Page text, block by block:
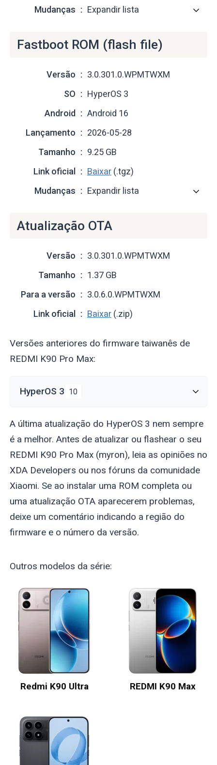
Mudanças
Expandir lista
Fastboot ROM (flash file)
Versão
3.0.301.0.WPMTWXM
SO
HyperOS 3
Android
Android 16
Lançamento
2026-05-28
Tamanho
9.25 GB
Link oficial
Baixar (.tgz)
Mudanças
Expandir lista
Atualização OTA
Versão
3.0.301.0.WPMTWXM
Tamanho
1.37 GB
Para a versão
3.0.6.0.WPMTWXM
Link oficial
Baixar (.zip)
Versões anteriores do firmware taiwanês de
REDMI K90 Pro Max:
HyperOS 3 10
A última atualização do HyperOS 3 nem sempre
é a melhor. Antes de atualizar ou flashear o seu
REDMI K90 Pro Max (myron), leia as opiniões no
XDA Developers ou nos fóruns da comunidade
Xiaomi. Se ao instalar uma ROM completa ou
uma atualização OTA aparecerem problemas,
deixe um comentário indicando a região do
firmware e o número da versão.
Outros modelos da série:
Redmi K90 Ultra REDMI K90 Max